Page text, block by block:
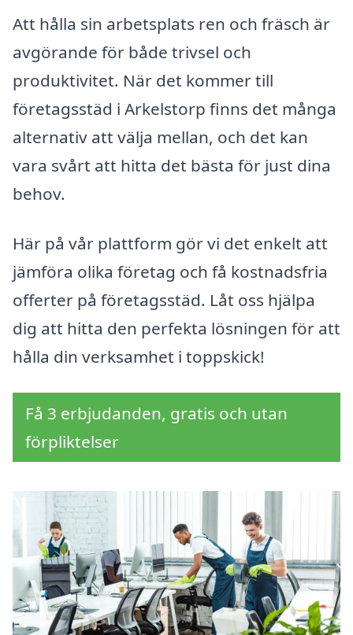
Att hålla sin arbetsplats ren och fräsch är
avgörande för både trivsel och
produktivitet. När det kommer till
företagsstäd i Arkelstorp finns det många
alternativ att välja mellan, och det kan
vara svårt att hitta det bästa för just dina
behov.
Här på vår plattform gör vi det enkelt att
jämföra olika företag och få kostnadsfria
offerter på företagsstäd. Låt oss hjälpa
dig att hitta den perfekta lösningen för att
hålla din verksamhet i toppskick!
Få 3 erbjudanden, gratis och utan
förpliktelser